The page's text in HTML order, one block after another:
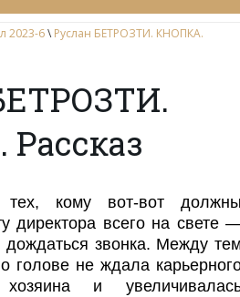
2023-6\ Руслан БЕТРОЗТИ. КНОПКА.
кому вот-вот
директора всего на свете
звонка. Между
голове не ждала
и